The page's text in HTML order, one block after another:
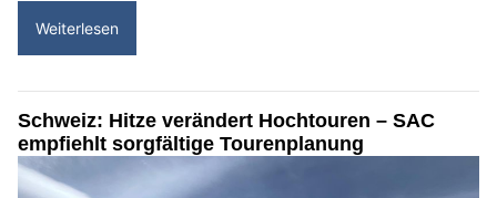
Weiterlesen
Schweiz: Hitze verändert Hochtouren – SAC
empfiehlt sorgfältige Tourenplanung